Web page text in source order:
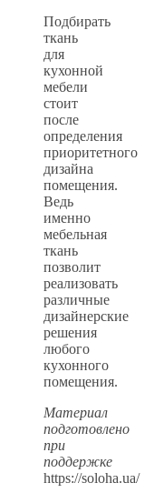
Подбирать
ткань
для
кухонной
мебели
стоит
после
определения
приоритетного
дизайна
помещения.
Ведь
именно
мебельная
ткань
позволит
реализовать
различные
дизайнерские
решения
любого
кухонного
помещения.
Материал
подготовлено
при
поддержке
https://soloha.ua/